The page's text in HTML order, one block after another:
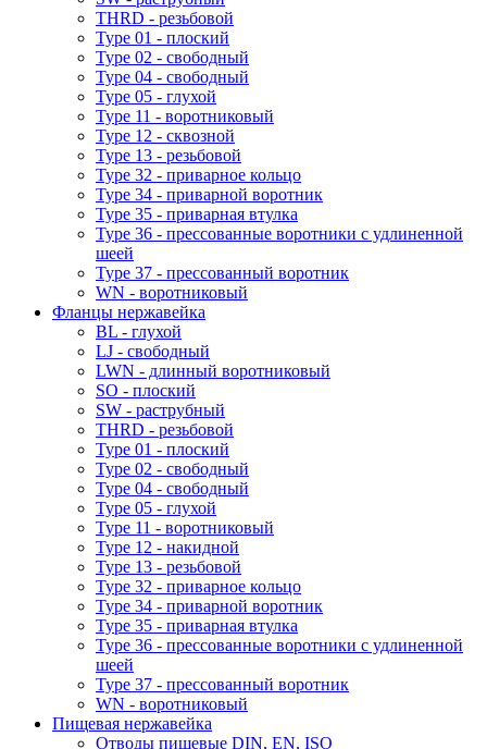
THRD - резьбовой
Type 01 - плоский
Type 02 - свободный
Type 04 - свободный
Type 05 - глухой
Type 11 - воротниковый
Type 12 - сквозной
Type 13 - резьбовой
Type 32 - приварное кольцо
Type 34 - приварной воротник
Type 35 - приварная втулка
Type 36 - прессованные воротники с удлиненной
шеей
Type 37 - прессованный воротник
WN - воротниковый
Фланцы нержавейка
BL - глухой
LJ - свободный
LWN - длинный воротниковый
SO - плоский
SW - раструбный
THRD - резьбовой
Type 01 - плоский
Type 02 - свободный
Type 04 - свободный
Type 05 - глухой
Type 11 - воротниковый
Type 12 - накидной
Type 13 - резьбовой
Type 32 - приварное кольцо
Type 34 - приварной воротник
Type 35 - приварная втулка
Type 36 - прессованные воротники с удлиненной
шеей
Type 37 - прессованный воротник
WN - воротниковый
Пищевая нержавейка
Отводы пищевые DIN, EN, ISO